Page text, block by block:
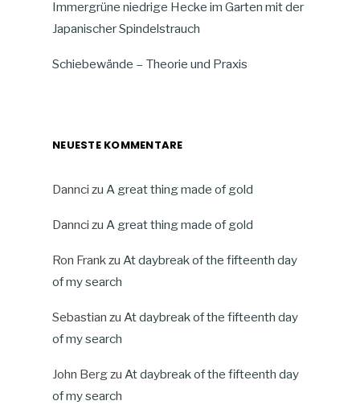
Immergrüne niedrige Hecke im Garten mit der
Japanischer Spindelstrauch
Schiebewände – Theorie und Praxis
NEUESTE KOMMENTARE
Dannci zu A great thing made of gold
Dannci zu A great thing made of gold
Ron Frankzu At daybreak of the fifteenth day
of my search
Sebastian zu At daybreak of the fifteenth day
of my search
John Bergzu At daybreak of the fifteenth day
of my search